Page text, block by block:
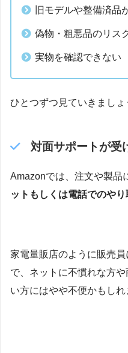
旧モデルや整備済品
偽物・粗悪品のリス
実物を確認できない
ひとつずつ見ていきましょ
対面サポートが受
Amazonでは、注文や製品
ットもしくは電話でのや
家電量販店のように販売
で、ネットに不慣れな方
い方にはやや不便かもしれ